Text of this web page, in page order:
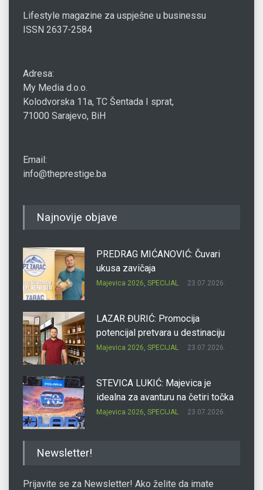
Lifestyle magazine za uspješne u businessu
ISSN 2637-2584
Adresa:
My Media d.o.o.
Kolodvorska 11a, TC Šentada I sprat,
71000 Sarajevo, BiH
Email:
info@theprestige.ba
Najnovije objave
PREDRAG MIĆANOVIĆ: Čuvari
ukusa zavičaja
Majevica 2026, SPECIJAL 23.07.2026.
LAZAR ĐURIĆ: Promocija
potencijal pretvara u destinaciju
Majevica 2026, SPECIJAL 23.07.2026.
STEVICA LUKIĆ: Majevica je
idealna za avanturu na četiri točka
Majevica 2026, SPECIJAL 23.07.2026.
Newsletter!
Prijavite se za Newsletter! Ako želite da imate